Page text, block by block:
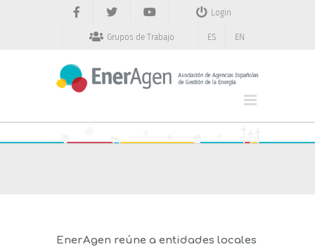
Login
Grupos de Trabajo ES EN
EnerAgen reúne a entidades locales